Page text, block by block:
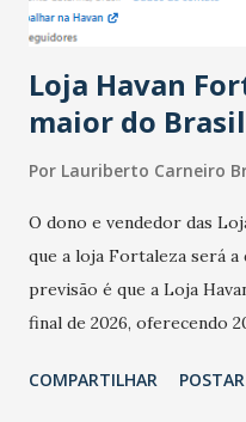
novembro. Em relação a
cresceu. De acordo com a
Loja Havan
maior do Brasil
Por Lauriberto Carneiro
O dono e vendedor das
que a loja Fortaleza será a
previsão é que a Loja
final de 2026, oferecendo
Havan Fortaleza ainda
COMPARTILHAR